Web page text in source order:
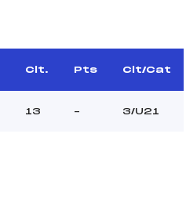
Clt. Pts Clt/Cat
13 – 3/U21